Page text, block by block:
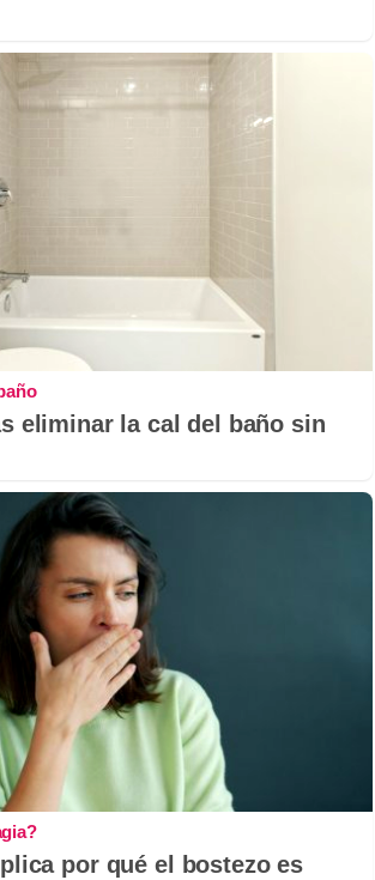
eliminar la cal del baño sin
por qué el bostezo es